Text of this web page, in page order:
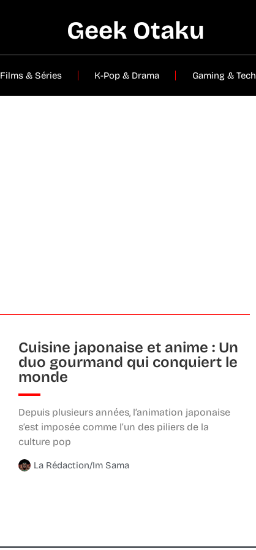
Geek Otaku
Films & Séries K-Pop & Drama Gaming & Tech
Cuisine japonaise et anime : Un
duo gourmand qui conquiert le
monde
Depuis plusieurs années, l’animation japonaise
s’est imposée comme l’un des piliers de la
culture pop
La Rédaction/Im Sama